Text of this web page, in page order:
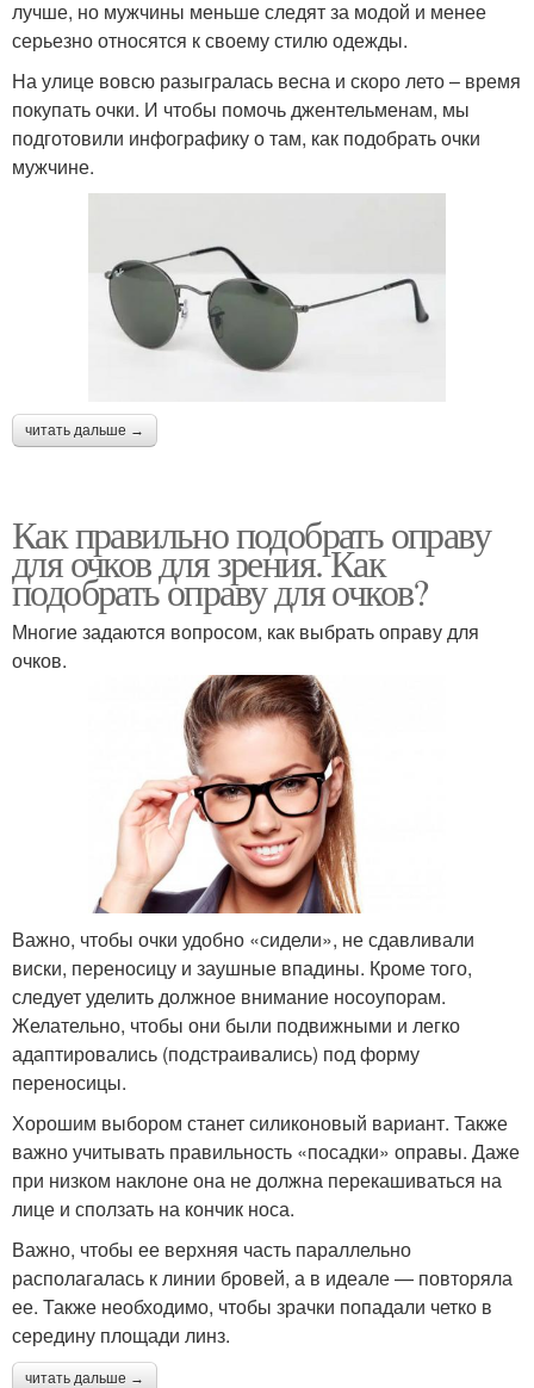
лучше, но мужчины меньше следят за модой и менее
серьезно относятся к своему стилю одежды.
На улице вовсю разыгралась весна и скоро лето – время
покупать очки. И чтобы помочь джентельменам, мы
подготовили инфографику о там, как подобрать очки
мужчине.
читать дальше →
Как правильно подобрать оправу
для очков для зрения. Как
подобрать оправу для очков?
Многие задаются вопросом, как выбрать оправу для
очков.
Важно, чтобы очки удобно «сидели», не сдавливали
виски, переносицу и заушные впадины. Кроме того,
следует уделить должное внимание носоупорам.
Желательно, чтобы они были подвижными и легко
адаптировались (подстраивались) под форму
переносицы.
Хорошим выбором станет силиконовый вариант. Также
важно учитывать правильность «посадки» оправы. Даже
при низком наклоне она не должна перекашиваться на
лице и сползать на кончик носа.
Важно, чтобы ее верхняя часть параллельно
располагалась к линии бровей, а в идеале — повторяла
ее. Также необходимо, чтобы зрачки попадали четко в
середину площади линз.
читать дальше →